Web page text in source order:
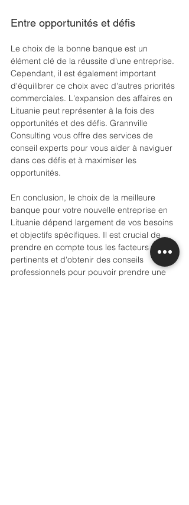
Entre opportunités et défis
Le choix de la bonne banque est un
élément clé de la réussite d'une entreprise.
Cependant, il est également important
d'équilibrer ce choix avec d'autres priorités
commerciales. L'expansion des affaires en
Lituanie peut représenter à la fois des
opportunités et des défis. Grannville
Consulting vous offre des services de
conseil experts pour vous aider à naviguer
dans ces défis et à maximiser les
opportunités.
En conclusion, le choix de la meilleure
banque pour votre nouvelle entreprise en
Lituanie dépend largement de vos besoins
et objectifs spécifiques. Il est crucial de
prendre en compte tous les facteurs
pertinents et d'obtenir des conseils
professionnels pour pouvoir prendre une